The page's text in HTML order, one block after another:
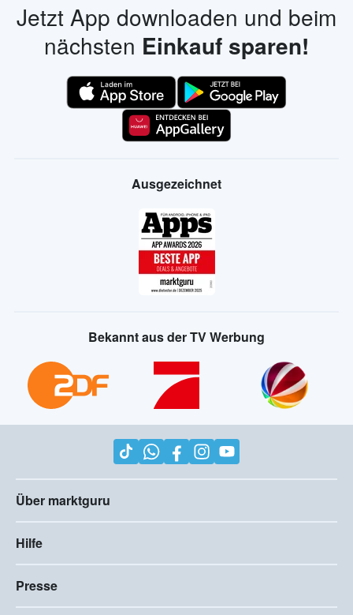
Jetzt App downloaden und beim
nächsten Einkauf sparen!
Ausgezeichnet
Bekannt aus der TV Werbung
Über marktguru
Hilfe
Presse